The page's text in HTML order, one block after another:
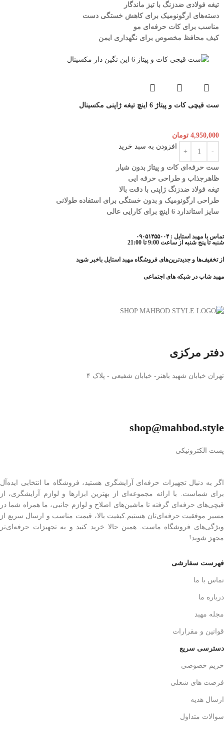
تیغه فولادی ضدزنگ با تیز ماندگار
دسته‌های ارگونومیک برای کاهش خستگی دست
مناسب برای کات حرفه‌ای مو
کیف محافظ مخصوص برای نگهداری ایمن
ست قیچی کات و پیتاژ 6 اینچ تیغه ژاپنی مکسینال
4,950,000 تومان
افزودن به سبد خرید
ست حرفه‌ای کات و پیتاژ بدون شیار
ظاهرجذاب و طراحی حرفه ایی
تیغه فولاد ضدزنگ ژاپنی با دقت بالا
طراحی ارگونومیک و بدون خستگی برای استفاده طولانی
سایز استاندارد 6 اینچ برای کارایی عالی
تماس با مهبد استایل : ۰۹۰۵۱۴۵۵۰۰۴
شنبه تا پنج شنبه از ساعت 9:00 تا 21:00
از تخفیف‌ها و جدیدترین‌های فروشگاه مهبد استایل باخبر شوید
مهبد شاپ در شبکه های اجتماعی
دفتر مرکزی
تهران خیابان شهید باهنر- خیابان شفیعی - پلاک ۴
shop@mahbod.style
پست الکترونیکی
اگر به دنبال تجهیزات حرفه‌ای آرایشگری هستید، فروشگاه ما انتخابی ایده‌آل
برای شماست. با ارائه مجموعه‌ای از بهترین ابزارها و لوازم آرایشگری، از
قیچی‌های حرفه‌ای گرفته تا ماشین‌های اصلاح و لوازم جانبی، ما همراه شما در
مسیر موفقیت حرفه‌ای‌تان هستیم.کیفیت بالا، قیمت مناسب و ارسال سریع از
ویژگی‌های فروشگاه ماست. همین حالا خرید کنید و به تجهیزات حرفه‌ای‌تر
مجهز شوید!
فهرست سفارشی
تماس با ما
درباره ما
مجله مهبد
قوانین و مقرارات
دسترسی سریع
حریم خصوصی
فرصت های شغلی
ارسال هدیه
سوالات متداول